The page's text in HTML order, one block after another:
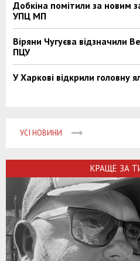
Добкіна помітили за новим
УПЦ МП
Віряни Чугуєва відзначили
ПЦУ
У Харкові відкрили головну
УСІ НОВИНИ
КРАЩЕ ЗА